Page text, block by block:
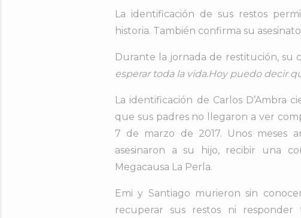
La identificación de sus restos
historia. También confirma su
Durante la jornada de restitución, su
esperar toda la vida.Hoy puedo decir
La identificación de Carlos D’Ambra
que sus padres no llegaron a ver
7 de marzo de 2017. Unos meses
asesinaron a su hijo, recibir una
Megacausa La Perla.
Emi y Santiago murieron sin
recuperar sus restos ni